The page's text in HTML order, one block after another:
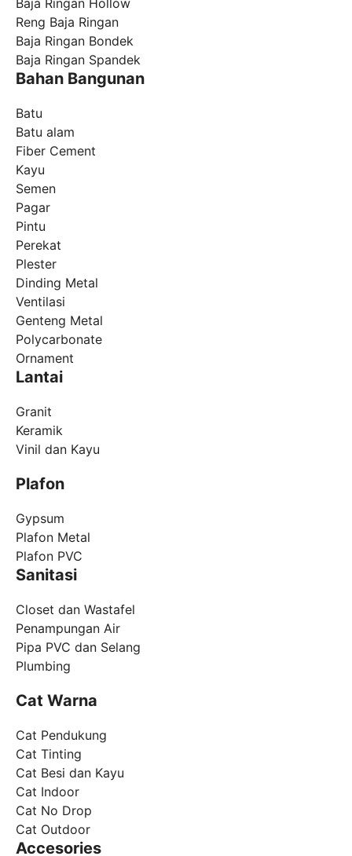
Reng Baja Ringan
Baja Ringan Bondek
Baja Ringan Spandek
Bahan Bangunan
Batu
Batu alam
Fiber Cement
Kayu
Semen
Pagar
Pintu
Perekat
Plester
Dinding Metal
Ventilasi
Genteng Metal
Polycarbonate
Ornament
Lantai
Granit
Keramik
Vinil dan Kayu
Plafon
Gypsum
Plafon Metal
Plafon PVC
Sanitasi
Closet dan Wastafel
Penampungan Air
Pipa PVC dan Selang
Plumbing
Cat Warna
Cat Pendukung
Cat Tinting
Cat Besi dan Kayu
Cat Indoor
Cat No Drop
Cat Outdoor
Accesories